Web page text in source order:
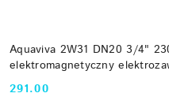
Aquaviva 2W31 DN20 3/4"
elektromagnetyczny
Cena:
291.00